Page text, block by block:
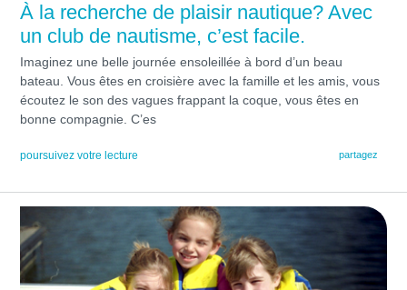
À la recherche de plaisir nautique? Avec
un club de nautisme, c’est facile.
Imaginez une belle journée ensoleillée à bord d’un beau
bateau. Vous êtes en croisière avec la famille et les amis, vous
écoutez le son des vagues frappant la coque, vous êtes en
bonne compagnie. C’es
poursuivez votre lecture partagez